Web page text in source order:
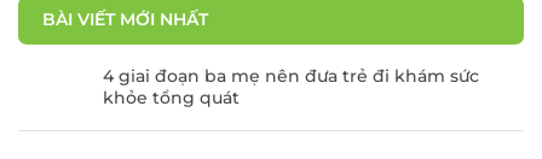
BÀI VIẾT MỚI NHẤT
4 giai đoạn ba mẹ nên đưa trẻ đi khám sức
khỏe tổng quát